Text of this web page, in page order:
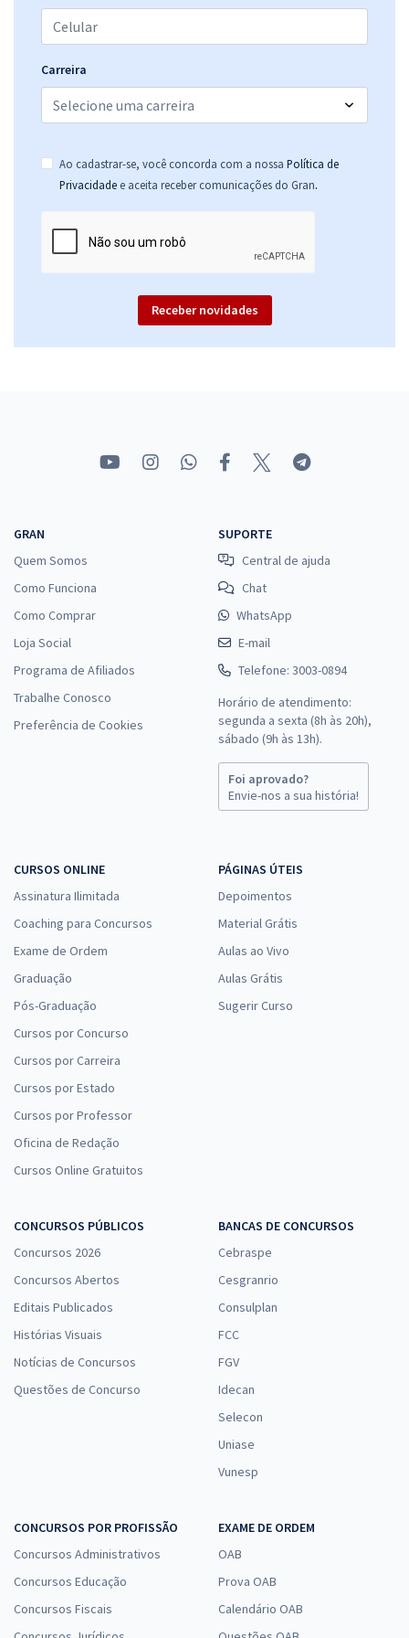
R$ 479,92à vista
Comprar
Prefeitura de Rio Doce - MG - Conhecimentos Específicos Para o
Cargo de Nutricionista com a Equipe Gran - (Pós-edital)
ou 12x de
Economize R$ 76,56 (-20%)
Comprar
Economize R$ 119,98 (-20%)
Prefeitura de Rio Doce - MG - Conhecimentos Específicos Para o
Cargo de Assistente Social com a Equipe Gran (Pós-edital)
à vista
R$25,52
Carreira
Ao cadastrar-se, você concorda com a nossa Política de
Privacidade e aceita receber comunicações do Gran.
Receber novidades
GRAN
Quem Somos
Como Funciona
Como Comprar
Loja Social
Programa de Afiliados
Trabalhe Conosco
Preferência de Cookies
SUPORTE
Central de ajuda
Chat
WhatsApp
E-mail
Telefone: 3003-0894
Horário de atendimento:
segunda a sexta (8h às 20h),
sábado (9h às 13h).
Foi aprovado?
Envie-nos a sua história!
CURSOS ONLINE
Assinatura Ilimitada
Coaching para Concursos
Exame de Ordem
Graduação
Pós-Graduação
Cursos por Concurso
Cursos por Carreira
Cursos por Estado
Cursos por Professor
Oficina de Redação
Cursos Online Gratuitos
PÁGINAS ÚTEIS
Depoimentos
Material Grátis
Aulas ao Vivo
Aulas Grátis
Sugerir Curso
CONCURSOS PÚBLICOS
Concursos 2026
Concursos Abertos
Editais Publicados
Histórias Visuais
Notícias de Concursos
Questões de Concurso
BANCAS DE CONCURSOS
Cebraspe
Cesgranrio
Consulplan
FCC
FGV
Idecan
Selecon
Uniase
Vunesp
CONCURSOS POR PROFISSÃO
Concursos Administrativos
Concursos Educação
Concursos Fiscais
EXAME DE ORDEM
OAB
Prova OAB
Calendário OAB